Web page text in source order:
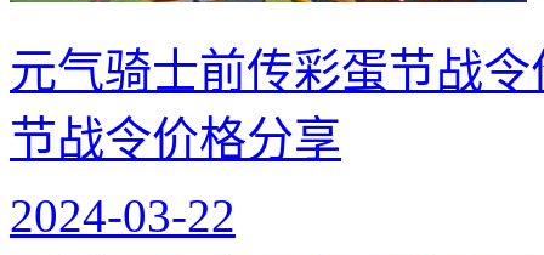
元气骑士前传彩蛋节战
节战令价格分享
2024-03-22